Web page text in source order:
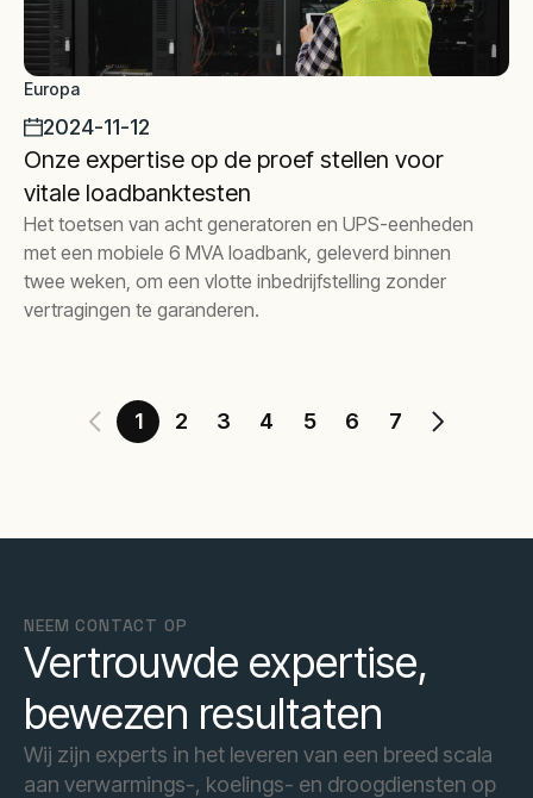
Europa
2024-11-12
Onze expertise op de proef stellen voor
vitale loadbanktesten
Het toetsen van acht generatoren en UPS-eenheden
met een mobiele 6 MVA loadbank, geleverd binnen
twee weken, om een vlotte inbedrijfstelling zonder
vertragingen te garanderen.
1 2 3 4 5 6 7
NEEM CONTACT OP
Vertrouwde expertise,
bewezen resultaten
Wij zijn experts in het leveren van een breed scala
aan verwarmings-, koelings- en droogdiensten op